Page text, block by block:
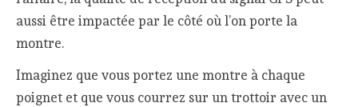
aussi être impactée par le côté où l’on porte la
montre.
Imaginez que vous portez une montre à chaque
poignet et que vous courrez sur un trottoir avec un